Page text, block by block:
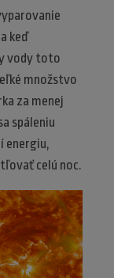
keď
vody toto
množstvo
za menej
spáleniu
energiu,
celú noc.